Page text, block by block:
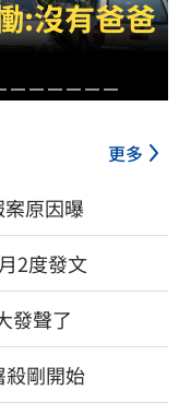
捐款已逾
更多
原因曝
2度發文
發聲了
殺剛開始